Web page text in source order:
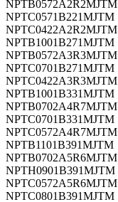
NPTB0572A2R2MJTM
NPTC0571B221MJTM
NPTC0422A2R2MJTM
NPTB1001B271MJTM
NPTB0572A3R3MJTM
NPTC0701B271MJTM
NPTC0422A3R3MJTM
NPTB1001B331MJTM
NPTB0702A4R7MJTM
NPTC0701B331MJTM
NPTC0572A4R7MJTM
NPTB1101B391MJTM
NPTB0702A5R6MJTM
NPTH0901B391MJTM
NPTC0572A5R6MJTM
NPTC0801B391MJTM